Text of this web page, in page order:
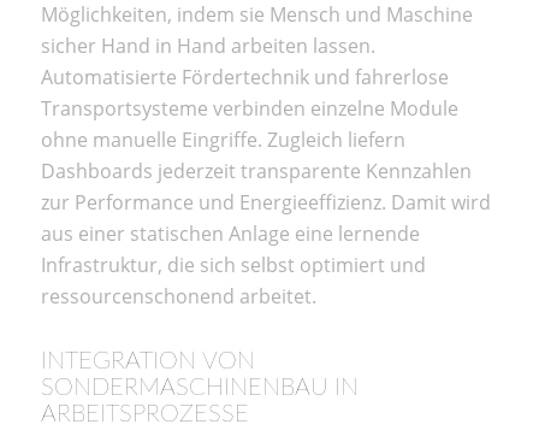
Möglichkeiten, indem sie Mensch und Maschine
sicher Hand in Hand arbeiten lassen.
Automatisierte Fördertechnik und fahrerlose
Transportsysteme verbinden einzelne Module
ohne manuelle Eingriffe. Zugleich liefern
Dashboards jederzeit transparente Kennzahlen
zur Performance und Energieeffizienz. Damit wird
aus einer statischen Anlage eine lernende
Infrastruktur, die sich selbst optimiert und
ressourcenschonend arbeitet.
INTEGRATION VON
SONDERMASCHINENBAU IN
ARBEITSPROZESSE